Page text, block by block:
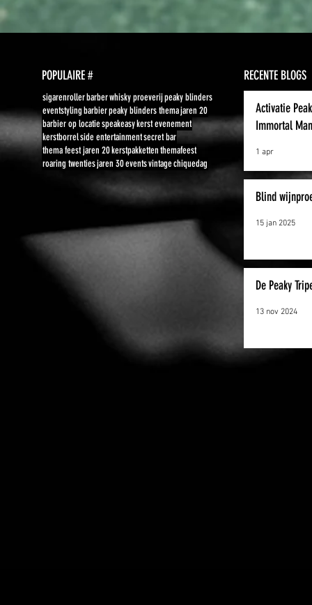
POPULAIRE #
sigarenrollerbarberwhisky proeverijpeaky blinders
eventstylingbarbierpeaky blinders themajaren 20
barbier op locatiespeakeasykerst evenement
kerstborrelside entertainmentsecret bar
thema feest jaren 20kerstpakkettenthemafeest
roaring twentiesjaren 30eventsvintagechiquedag
RECENTE BLOGS
Activatie
Immortal
1 apr
Blind
15 jan 2025
De Peaky
13 nov 2024